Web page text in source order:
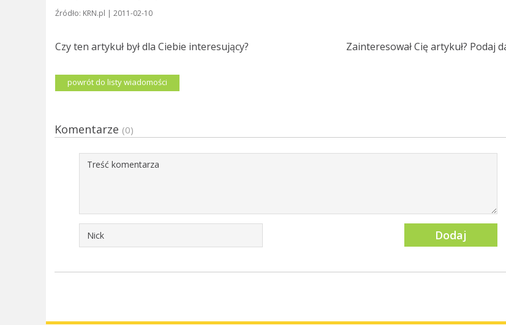
Źródło: KRN.pl | 2011-02-10
Czy ten artykuł był dla Ciebie interesujący? Zainteresował Cię artykuł? Podaj
powrót do listy wiadomości
Komentarze (0)
Dodaj